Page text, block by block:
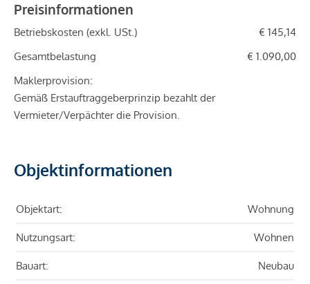
Preisinformationen
Betriebskosten (exkl. USt.)
€ 145,14
Gesamtbelastung
€ 1.090,00
Maklerprovision:
Gemäß Erstauftraggeberprinzip bezahlt der
Vermieter/Verpächter die Provision.
Objektinformationen
Objektart: Wohnung
Nutzungsart: Wohnen
Bauart: Neubau